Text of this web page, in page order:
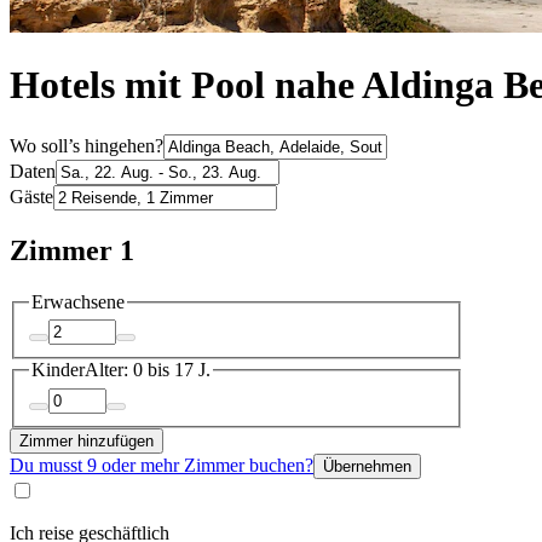
Hotels mit Pool nahe Aldinga
Wo soll’s hingehen?
Daten
Gäste
Zimmer 1
Erwachsene
KinderAlter: 0 bis 17 J.
Zimmer hinzufügen
Du musst 9 oder mehr Zimmer buchen? Übernehmen
Ich reise geschäftlich